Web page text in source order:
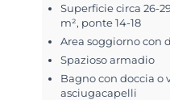
Superficie circa 26-
m², ponte 14-18
Area soggiorno con
Spazioso armadio
Bagno con doccia o
asciugacapelli